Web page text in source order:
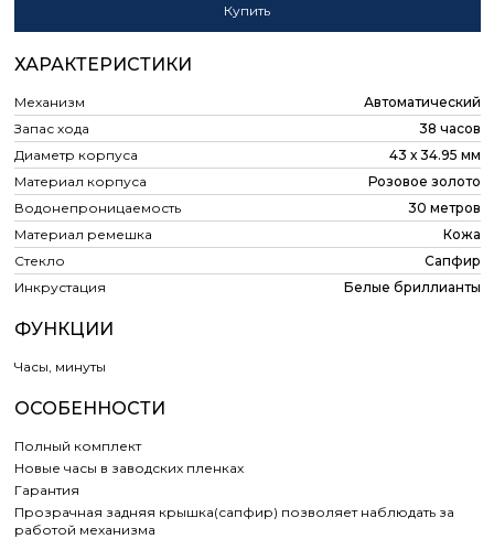
Купить
ХАРАКТЕРИСТИКИ
Механизм
Автоматический
Запас хода
38 часов
Диаметр корпуса
43 х 34.95 мм
Материал корпуса
Розовое золото
Водонепроницаемость
30 метров
Материал ремешка
Кожа
Стекло
Сапфир
Инкрустация
Белые бриллианты
ФУНКЦИИ
Часы, минуты
ОСОБЕННОСТИ
Полный комплект
Новые часы в заводских пленках
Гарантия
Прозрачная задняя крышка(сапфир) позволяет наблюдать за
работой механизма